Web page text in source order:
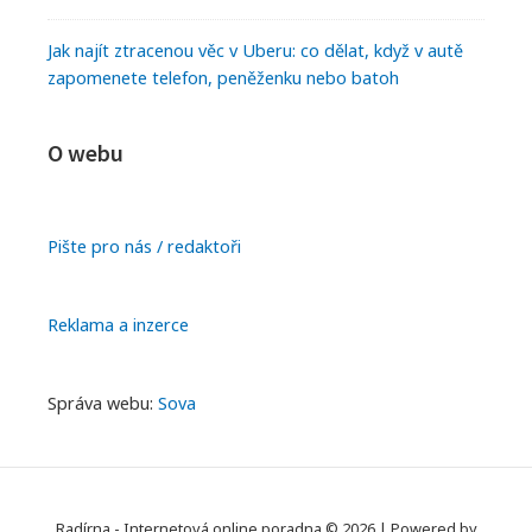
Jak najít ztracenou věc v Uberu: co dělat, když v autě
zapomenete telefon, peněženku nebo batoh
O webu
Pište pro nás / redaktoři
Reklama a inzerce
Správa webu: Sova